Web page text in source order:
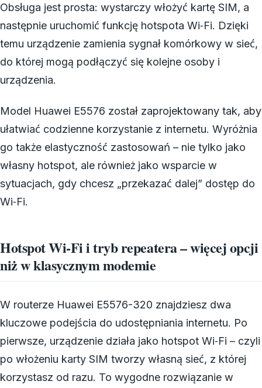
Obsługa jest prosta: wystarczy włożyć kartę SIM, a
następnie uruchomić funkcję hotspota Wi‑Fi. Dzięki
temu urządzenie zamienia sygnał komórkowy w sieć,
do której mogą podłączyć się kolejne osoby i
urządzenia.
Model Huawei E5576 został zaprojektowany tak, aby
ułatwiać codzienne korzystanie z internetu. Wyróżnia
go także elastyczność zastosowań – nie tylko jako
własny hotspot, ale również jako wsparcie w
sytuacjach, gdy chcesz „przekazać dalej” dostęp do
Wi‑Fi.
Hotspot Wi‑Fi i tryb repeatera – więcej opcji
niż w klasycznym modemie
W routerze Huawei E5576-320 znajdziesz dwa
kluczowe podejścia do udostępniania internetu. Po
pierwsze, urządzenie działa jako hotspot Wi‑Fi – czyli
po włożeniu karty SIM tworzy własną sieć, z której
korzystasz od razu. To wygodne rozwiązanie w